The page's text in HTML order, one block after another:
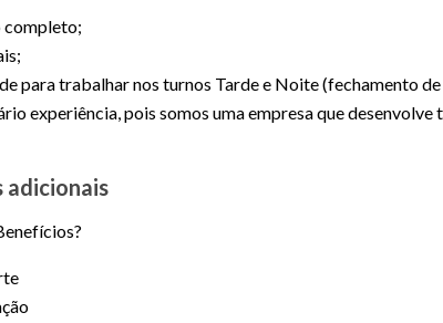
completo;
para trabalhar nos turnos Tarde e Noite (fechamento
experiência, pois somos uma empresa que desenvolve
adicionais